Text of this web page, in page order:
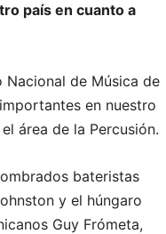
país en cuanto a
de Música de
en nuestro
área de la Percusión.
bateristas
y el húngaro
Guy Frómeta,